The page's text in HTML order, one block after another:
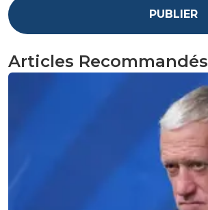
PUBLIER
Articles Recommandés